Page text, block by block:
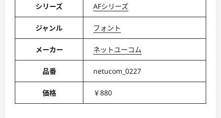
シリーズ AFシリーズ
ジャンル フォント
メーカー ネットユーコム
品番 netucom_0227
価格 ￥880